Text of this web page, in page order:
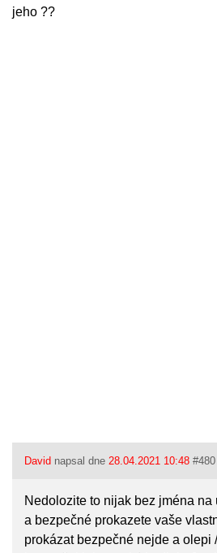
jeho ??
David napsal dne28.04.2021 10:48 #480
Nedolozite to nijak bez jména
a bezpečné prokazete vaše
prokázat bezpečné nejde a olepi